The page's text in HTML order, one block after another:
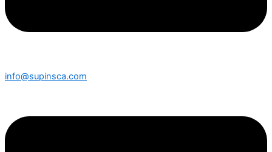
info@supinsca.com